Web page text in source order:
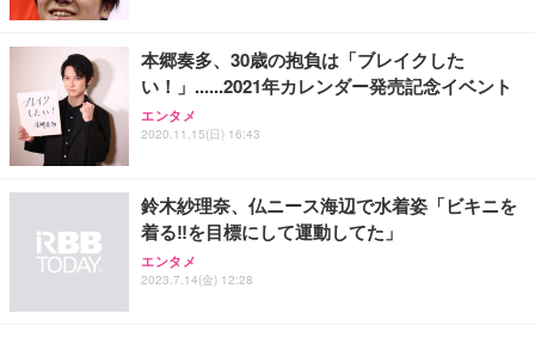
本郷奏多、30歳の抱負は「ブレイクした
い！」......2021年カレンダー発売記念イベント
エンタメ
2020.11.15(日) 16:43
鈴木紗理奈、仏ニース海辺で水着姿「ビキニを
着る‼︎を目標にして運動してた」
エンタメ
2023.7.14(金) 12:28